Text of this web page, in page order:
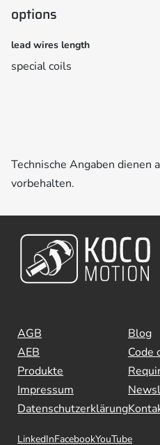
options
lead wires length
special coils
Technische Angaben
vorbehalten.
AGB
AEB
Produkte
Impressum
Datenschutzerklärung
Blog
Code
LinkedInFacebookYouTube